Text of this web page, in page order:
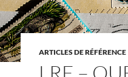
ARTICLES DE RÉFÉRENCE